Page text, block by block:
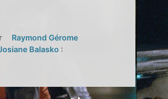
Raymond Gérome
Balasko :